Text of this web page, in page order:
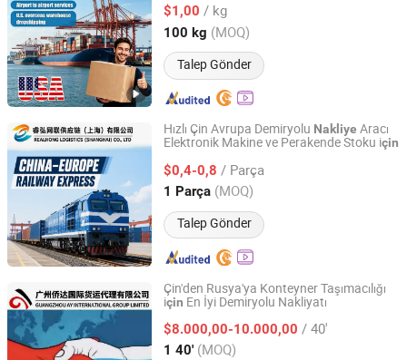
$1,00 / kg
100 kg (MOQ)
Talep Gönder
Guangdong, China Fiyat 2026
Hızlı Çin Avrupa Demiryolu Nakliye Aracı
Elektronik Makine ve Perakende Stoku için
$0,4-0,8 / Parça
1 Parça (MOQ)
Talep Gönder
Realhong Logistics (Shanghai) Co, . Ltd
Shanghai, China Fiyat 2026
Çin'den Rusya'ya Konteyner Taşımacılığı
için En İyi Demiryolu Nakliyatı
$8.000,00-10.000,00 / 40'
1 40' (MOQ)
GUANGZHOU AY INTERNATIONAL GROUP LIMITED
Guangdong, China Fiyat 2016